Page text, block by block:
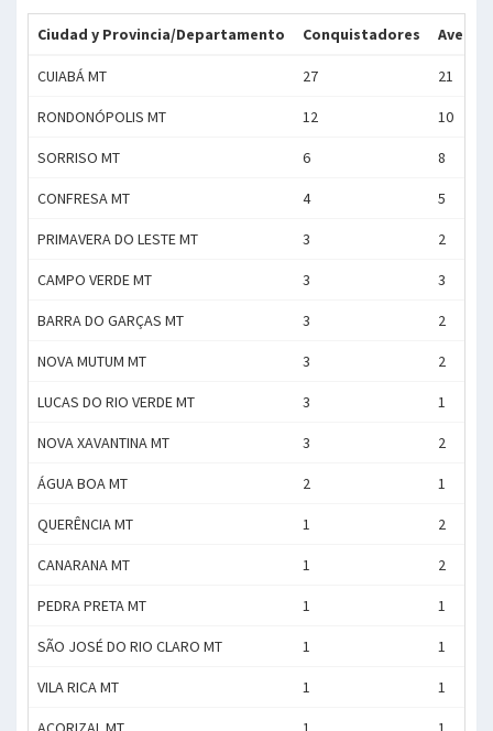
Ciudad y Provincia/Departamento Conquistadores
CUIABÁ MT 27 21
RONDONÓPOLIS MT 12 10
SORRISO MT 6 8
CONFRESA MT 4 5
PRIMAVERA DO LESTE MT 3 2
CAMPO VERDE MT 3 3
BARRA DO GARÇAS MT 3 2
NOVA MUTUM MT 3 2
LUCAS DO RIO VERDE MT 3 1
NOVA XAVANTINA MT 3 2
ÁGUA BOA MT 2 1
QUERÊNCIA MT 1 2
CANARANA MT 1 2
PEDRA PRETA MT 1 1
SÃO JOSÉ DO RIO CLARO MT 1 1
VILA RICA MT 1 1